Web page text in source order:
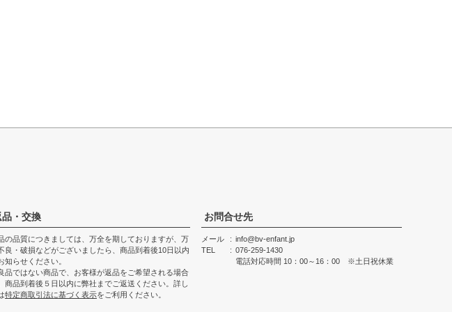
品・交換
の品質につきましては、万全を期しておりますが、万
良・破損などがございましたら、商品到着後10日以内
知らせください。
品ではない商品で、お客様が返品をご希望される場合
商品到着後５日以内に弊社までご返送ください。詳し
特定商取引法に基づく表示をご利用ください。
お問合せ先
メール
info@bv-enfant.jp
TEL
076-259-1430
電話対応時間 10：00～16：00 ※土日祝休業